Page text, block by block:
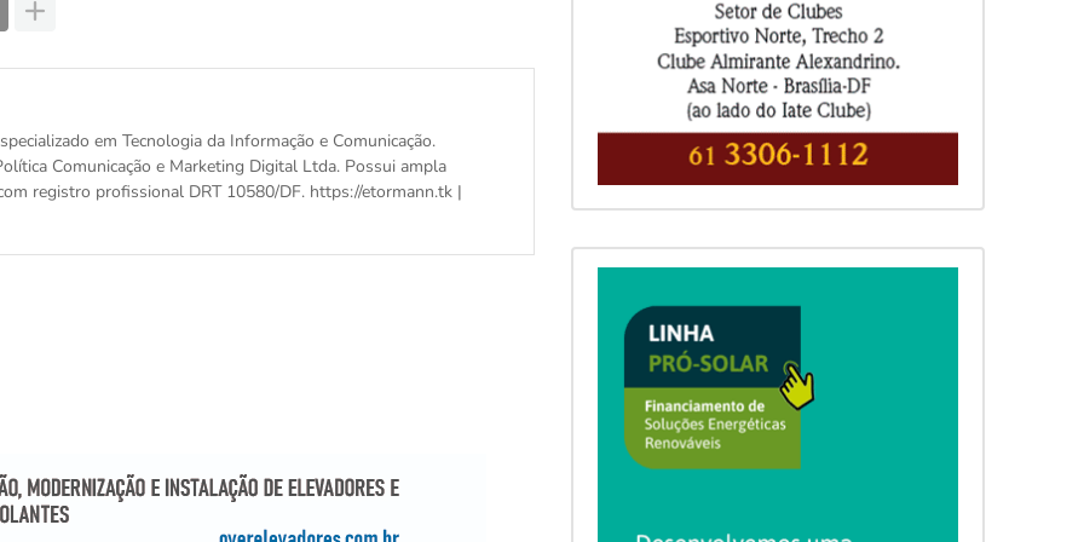
em Tecnologia da Informação e Comunicação.
Comunicação e Marketing Digital Ltda. Possui ampla
registro profissional DRT 10580/DF. https://etormann.tk |